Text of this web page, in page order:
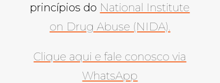
princípios do National Institute
on Drug Abuse (NIDA).
Clique aqui e fale conosco via
WhatsApp